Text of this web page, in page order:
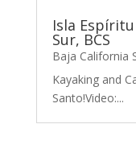
Isla
Sur, BCS
Baja California
Kayaking and
Santo!Video:...